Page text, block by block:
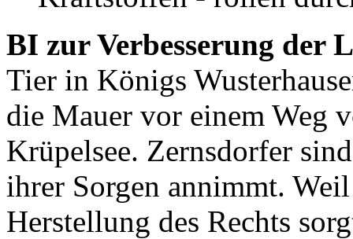
BI zur Verbesserung der
Tier in Königs
die Mauer vor einem Weg
Krüpelsee. Zernsdorfer
ihrer Sorgen annimmt.
Herstellung des Rechts